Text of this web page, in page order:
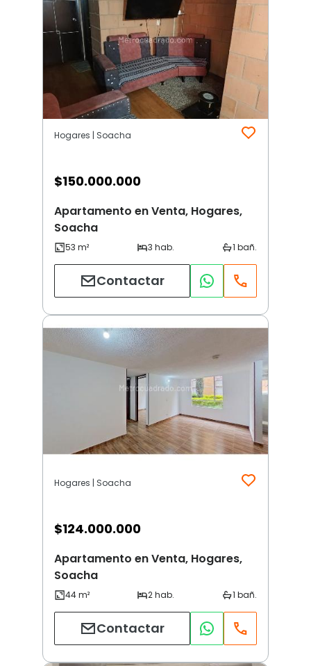
Hogares | Soacha
$150.000.000
Apartamento en Venta, Hogares,
Soacha
Contactar
Hogares | Soacha
$124.000.000
Apartamento en Venta, Hogares,
Soacha
Contactar